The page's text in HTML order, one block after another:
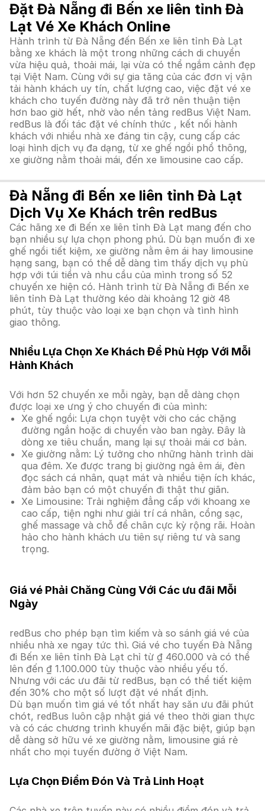
Đặt Đà Nẵng đi Bến xe liên tỉnh Đà
Lạt Vé Xe Khách Online
Hành trình từ Đà Nẵng đến Bến xe liên tỉnh Đà Lạt
bằng xe khách là một trong những cách di chuyển
vừa hiệu quả, thoải mái, lại vừa có thể ngắm cảnh đẹp
tại Việt Nam. Cùng với sự gia tăng của các đơn vị vận
tải hành khách uy tín, chất lượng cao, việc đặt vé xe
khách cho tuyến đường này đã trở nên thuận tiện
hơn bao giờ hết, nhờ vào nền tảng redBus Việt Nam.
redBus là đối tác đặt vé chính thức , kết nối hành
khách với nhiều nhà xe đáng tin cậy, cung cấp các
loại hình dịch vụ đa dạng, từ xe ghế ngồi phổ thông,
xe giường nằm thoải mái, đến xe limousine cao cấp.
Đà Nẵng đi Bến xe liên tỉnh Đà Lạt
Dịch Vụ Xe Khách trên redBus
Các hãng xe đi Bến xe liên tỉnh Đà Lạt mang đến cho
bạn nhiều sự lựa chọn phong phú. Dù bạn muốn đi xe
ghế ngồi tiết kiệm, xe giường nằm êm ái hay limousine
hạng sang, bạn có thể dễ dàng tìm thấy dịch vụ phù
hợp với túi tiền và nhu cầu của mình trong số 52
chuyến xe hiện có. Hành trình từ Đà Nẵng đi Bến xe
liên tỉnh Đà Lạt thường kéo dài khoảng 12 giờ 48
phút, tùy thuộc vào loại xe bạn chọn và tình hình
giao thông.
Nhiều Lựa Chọn Xe Khách Để Phù Hợp Với Mỗi
Hành Khách
Với hơn 52 chuyến xe mỗi ngày, bạn dễ dàng chọn
được loại xe ưng ý cho chuyến đi của mình:
Xe ghế ngồi: Lựa chọn tuyệt vời cho các chặng
đường ngắn hoặc di chuyển vào ban ngày. Đây là
dòng xe tiêu chuẩn, mang lại sự thoải mái cơ bản.
Xe giường nằm: Lý tưởng cho những hành trình dài
qua đêm. Xe được trang bị giường ngả êm ái, đèn
đọc sách cá nhân, quạt mát và nhiều tiện ích khác,
đảm bảo bạn có một chuyến đi thật thư giãn.
Xe Limousine: Trải nghiệm đẳng cấp với khoang xe
cao cấp, tiện nghi như giải trí cá nhân, cổng sạc,
ghế massage và chỗ để chân cực kỳ rộng rãi. Hoàn
hảo cho hành khách ưu tiên sự riêng tư và sang
trọng.
Giá vé Phải Chăng Cùng Với Các ưu đãi Mỗi
Ngày
redBus cho phép bạn tìm kiếm và so sánh giá vé của
nhiều nhà xe ngay tức thì. Giá vé cho tuyến Đà Nẵng
đi Bến xe liên tỉnh Đà Lạt chỉ từ ₫ 460.000 và có thể
lên đến ₫ 1.100.000 tùy thuộc vào nhiều yếu tố.
Nhưng với các ưu đãi từ redBus, bạn có thể tiết kiệm
đến 30% cho một số lượt đặt vé nhất định.
Dù bạn muốn tìm giá vé tốt nhất hay săn ưu đãi phút
chót, redBus luôn cập nhật giá vé theo thời gian thực
và có các chương trình khuyến mãi đặc biệt, giúp bạn
dễ dàng sở hữu vé xe giường nằm, limousine giá rẻ
nhất cho mọi tuyến đường ở Việt Nam.
Lựa Chọn Điểm Đón Và Trả Linh Hoạt